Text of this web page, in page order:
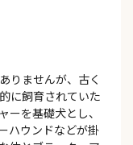
りませんが、古く
に飼育されていた
ーを基礎犬とし、
ハウンドなどが掛